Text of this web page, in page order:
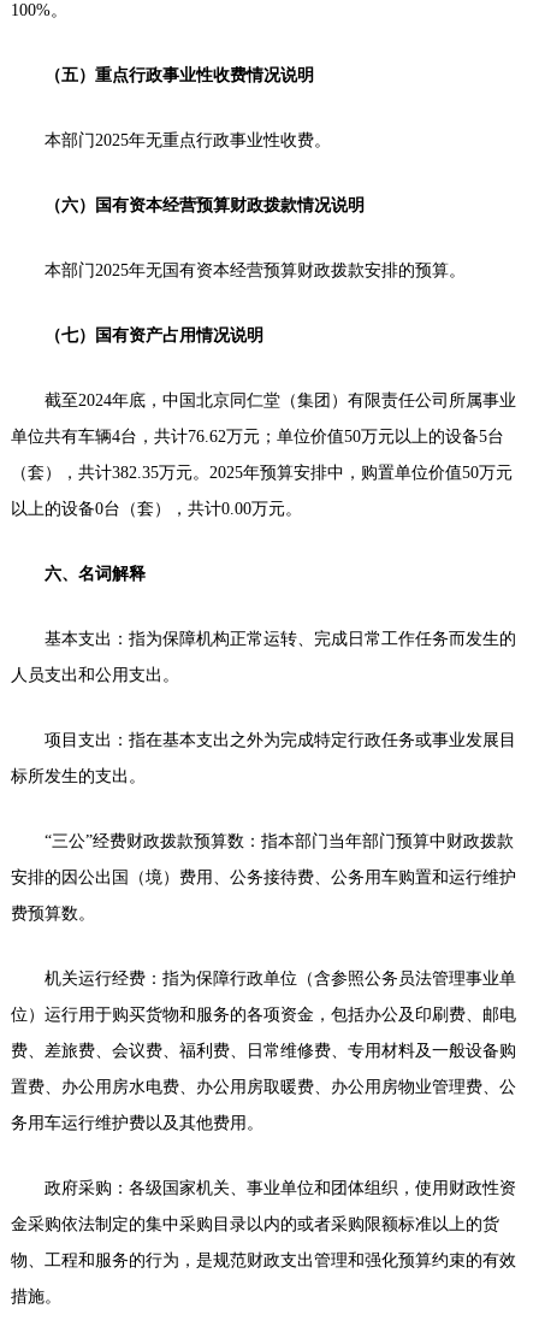
100%。
（五）重点行政事业性收费情况说明
本部门2025年无重点行政事业性收费。
（六）国有资本经营预算财政拨款情况说明
本部门2025年无国有资本经营预算财政拨款安排的预算。
（七）国有资产占用情况说明
截至2024年底，中国北京同仁堂（集团）有限责任公司所属事业
单位共有车辆4台，共计76.62万元；单位价值50万元以上的设备5台
（套），共计382.35万元。2025年预算安排中，购置单位价值50万元
以上的设备0台（套），共计0.00万元。
六、名词解释
基本支出：指为保障机构正常运转、完成日常工作任务而发生的
人员支出和公用支出。
项目支出：指在基本支出之外为完成特定行政任务或事业发展目
标所发生的支出。
“三公”经费财政拨款预算数：指本部门当年部门预算中财政拨款
安排的因公出国（境）费用、公务接待费、公务用车购置和运行维护
费预算数。
机关运行经费：指为保障行政单位（含参照公务员法管理事业单
位）运行用于购买货物和服务的各项资金，包括办公及印刷费、邮电
费、差旅费、会议费、福利费、日常维修费、专用材料及一般设备购
置费、办公用房水电费、办公用房取暖费、办公用房物业管理费、公
务用车运行维护费以及其他费用。
政府采购：各级国家机关、事业单位和团体组织，使用财政性资
金采购依法制定的集中采购目录以内的或者采购限额标准以上的货
物、工程和服务的行为，是规范财政支出管理和强化预算约束的有效
措施。